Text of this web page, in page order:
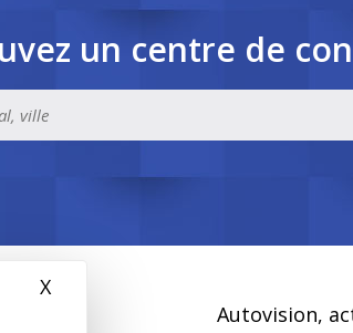
X
un centre de
Autovision,